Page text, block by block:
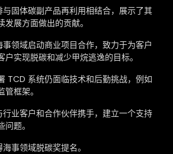
固体碳副产品再利用相结合，展示了其
展方面做出的贡献。
领域启动商业项目合作，致力于为客户
实现脱碳和减少甲烷逃逸的目标。
TCD 系统仍面临技术和后勤挑战，例如
框架。
业客户和合作伙伴携手，建立一个支持
题。
事领域脱碳奖提名。